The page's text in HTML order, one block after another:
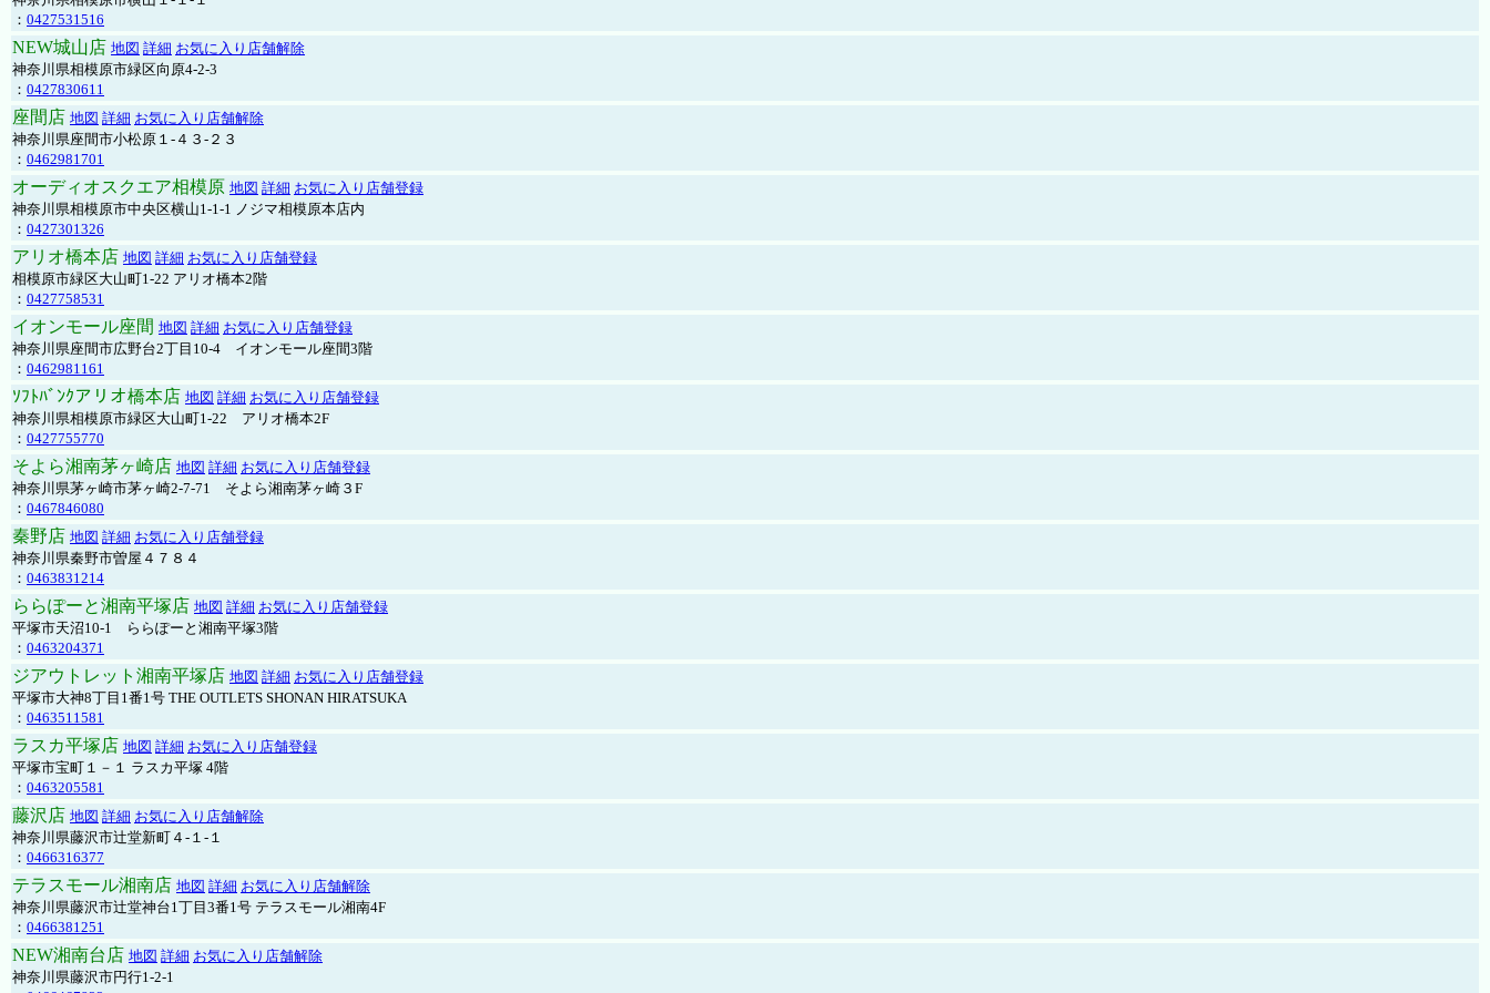
： 0427531516
NEW城山店 地図 詳細 お気に入り店舗解除
神奈川県相模原市緑区向原4-2-3
： 0427830611
座間店 地図 詳細 お気に入り店舗解除
神奈川県座間市小松原１-４３-２３
： 0462981701
オーディオスクエア相模原 地図 詳細 お気に入り店舗登録
神奈川県相模原市中央区横山1-1-1 ノジマ相模原本店内
： 0427301326
アリオ橋本店 地図 詳細 お気に入り店舗登録
相模原市緑区大山町1-22 アリオ橋本2階
： 0427758531
イオンモール座間 地図 詳細 お気に入り店舗登録
神奈川県座間市広野台2丁目10-4 イオンモール座間3階
： 0462981161
ｿﾌﾄﾊﾞﾝｸアリオ橋本店 地図 詳細 お気に入り店舗登録
神奈川県相模原市緑区大山町1-22 アリオ橋本2F
： 0427755770
そよら湘南茅ヶ崎店 地図 詳細 お気に入り店舗登録
神奈川県茅ヶ崎市茅ヶ崎2‐7‐71 そよら湘南茅ヶ崎３F
： 0467846080
秦野店 地図 詳細 お気に入り店舗登録
神奈川県秦野市曽屋４７８４
： 0463831214
ららぽーと湘南平塚店 地図 詳細 お気に入り店舗登録
平塚市天沼10-1 ららぽーと湘南平塚3階
： 0463204371
ジアウトレット湘南平塚店 地図 詳細 お気に入り店舗登録
平塚市大神8丁目1番1号 THE OUTLETS SHONAN HIRATSUKA
： 0463511581
ラスカ平塚店 地図 詳細 お気に入り店舗登録
平塚市宝町１－１ ラスカ平塚 4階
： 0463205581
藤沢店 地図 詳細 お気に入り店舗解除
神奈川県藤沢市辻堂新町４-１-１
： 0466316377
テラスモール湘南店 地図 詳細 お気に入り店舗解除
神奈川県藤沢市辻堂神台1丁目3番1号 テラスモール湘南4F
： 0466381251
NEW湘南台店 地図 詳細 お気に入り店舗解除
神奈川県藤沢市円行1-2-1